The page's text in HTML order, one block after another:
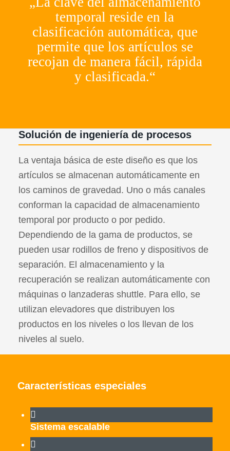
temporal reside en la
clasificación automática, que
permite que los artículos se
recojan de manera fácil, rápida
y clasificada.“
Solución de ingeniería de procesos
La ventaja básica de este diseño es que los
artículos se almacenan automáticamente en
los caminos de gravedad. Uno o más canales
conforman la capacidad de almacenamiento
temporal por producto o por pedido.
Dependiendo de la gama de productos, se
pueden usar rodillos de freno y dispositivos de
separación. El almacenamiento y la
recuperación se realizan automáticamente con
máquinas o lanzaderas shuttle. Para ello, se
utilizan elevadores que distribuyen los
productos en los niveles o los llevan de los
niveles al suelo.
Características especiales
Sistema escalable